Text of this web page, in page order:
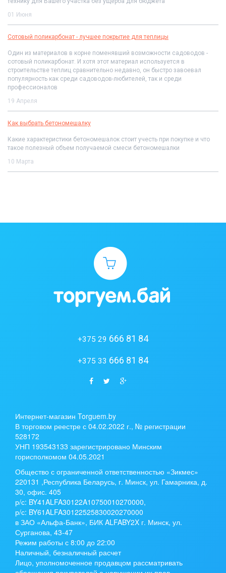
01 Июня
Сотовый поликарбонат - лучшее покрытие для теплицы
Один из материалов в корне поменявший возможности садоводов -
сотовый поликарбонат. И хотя этот материал используется в
строительстве теплиц сравнительно недавно, он быстро завоевал
популярность как среди садоводов-любителей, так и среди
профессионалов
19 Апреля
Как выбрать бетономешалку
Какие характеристики бетономешалок стоит учесть при покупке и что
такое полезный объем получаемой смеси бетономешалки
10 Марта
+375 29 666 81 84
+375 33 666 81 84
Интернет-магазин Torguem.by
В торговом реестре с 04.02.2022 г., № регистрации
528172
УНП 193543133 зарегистрировано Минским
горисполкомом 04.05.2021
Общество с ограниченной ответственностью «Зикмес»
220131 ,Республика Беларусь, г. Минск, ул. Гамарника, д.
30, офис. 405
р/с: BY41ALFA30122A10750010270000,
р/с: BY61ALFA30122525830020270000
в ЗАО «Альфа-Банк», БИК ALFABY2X г. Минск, ул.
Сурганова, 43-47
Режим работы с 8:00 до 22:00
Наличный, безналичный расчет
Лицо, уполномоченное продавцом рассматривать